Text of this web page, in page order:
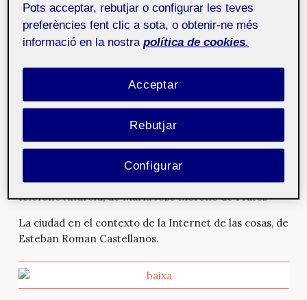
Segundo premio: Aplicación web para el control y la
monitorización de una piscina, de Sergio León
Esquivel
Tercer premio: Sistema de alarma y monitorización
ambiental con gestió remota para entornos críticos,
de Sergio Gómez Espín
World of Wars, de Albert Fabregat Hernando;
Verificación y gestión de facturas electrónicas en un
teléfono Android, de María José Moreno de Frutos
La ciudad en el contexto de la Internet de las cosas, de
Esteban Roman Castellanos.
Pots acceptar, rebutjar o configurar les teves
preferències fent clic a sota, o obtenir-ne més
informació en la nostra política de cookies.
Rebutjar
Acceptar
Configurar